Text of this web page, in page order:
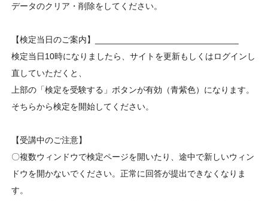
データのクリア・削除をしてください。
【検定当日のご案内】______________________________
検定当日10時になりましたら、サイトを更新もしくはログインし
直していただくと、
上部の「検定を受験する」ボタンが有効（青紫色）になります。
そちらから検定を開始してください。
【受講中のご注意】
〇複数ウィンドウで検定ページを開いたり、途中で新しいウィン
ドウを開かないでください。正常に回答が提出できなくなりま
す。